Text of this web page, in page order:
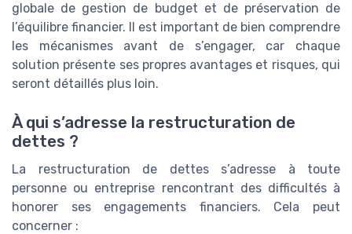
globale de gestion de budget et de préservation de
l’équilibre financier. Il est important de bien comprendre
les mécanismes avant de s’engager, car chaque
solution présente ses propres avantages et risques, qui
seront détaillés plus loin.
À qui s’adresse la restructuration de
dettes ?
La restructuration de dettes s’adresse à toute
personne ou entreprise rencontrant des difficultés à
honorer ses engagements financiers. Cela peut
concerner :